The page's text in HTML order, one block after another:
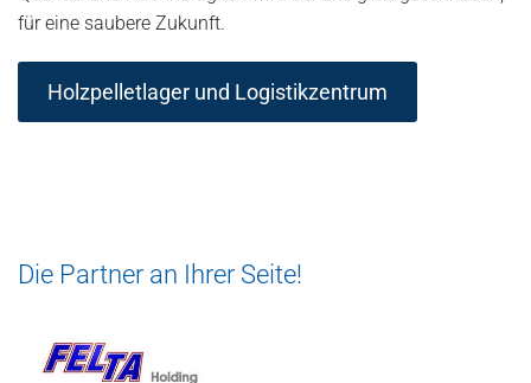
für eine saubere Zukunft.
Holzpelletlager und Logistikzentrum
Die Partner an Ihrer Seite!